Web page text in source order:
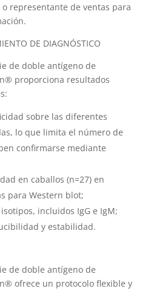
representante de ventas para
DE DIAGNÓSTICO
de doble antígeno de
proporciona resultados
sobre las diferentes
lo que limita el número de
confirmarse mediante
en caballos (n=27) en
para Western blot;
incluidos IgG e IgM;
y estabilidad.
de doble antígeno de
ofrece un protocolo flexible y